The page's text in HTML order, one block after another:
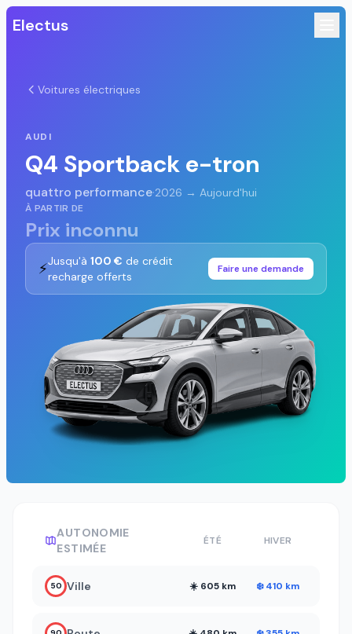
Electus
Voitures électriques
AUDI
Q4 Sportback e-tron
quattro performance·2026 → Aujourd'hui
À PARTIR DE
Prix inconnu
⚡Jusqu'à 100 € de crédit
recharge offerts
Faire une demande
AUTONOMIE
ESTIMÉE
ÉTÉ HIVER
50 Ville ☀️ 605 km ❄️ 410 km